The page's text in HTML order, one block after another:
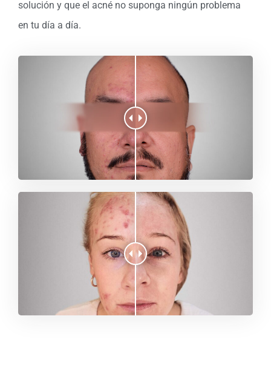
solución y que el acné no suponga ningún problema
en tu día a día.